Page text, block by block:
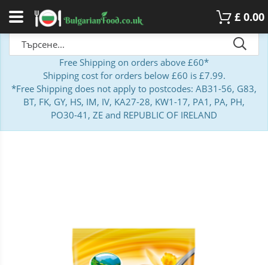
£ 0.00
Free Shipping on orders above £60*
Shipping cost for orders below £60 is £7.99.
*Free Shipping does not apply to postcodes: AB31-56, G83,
BT, FK, GY, HS, IM, IV, KA27-28, KW1-17, PA1, PA, PH,
PO30-41, ZE and REPUBLIC OF IRELAND